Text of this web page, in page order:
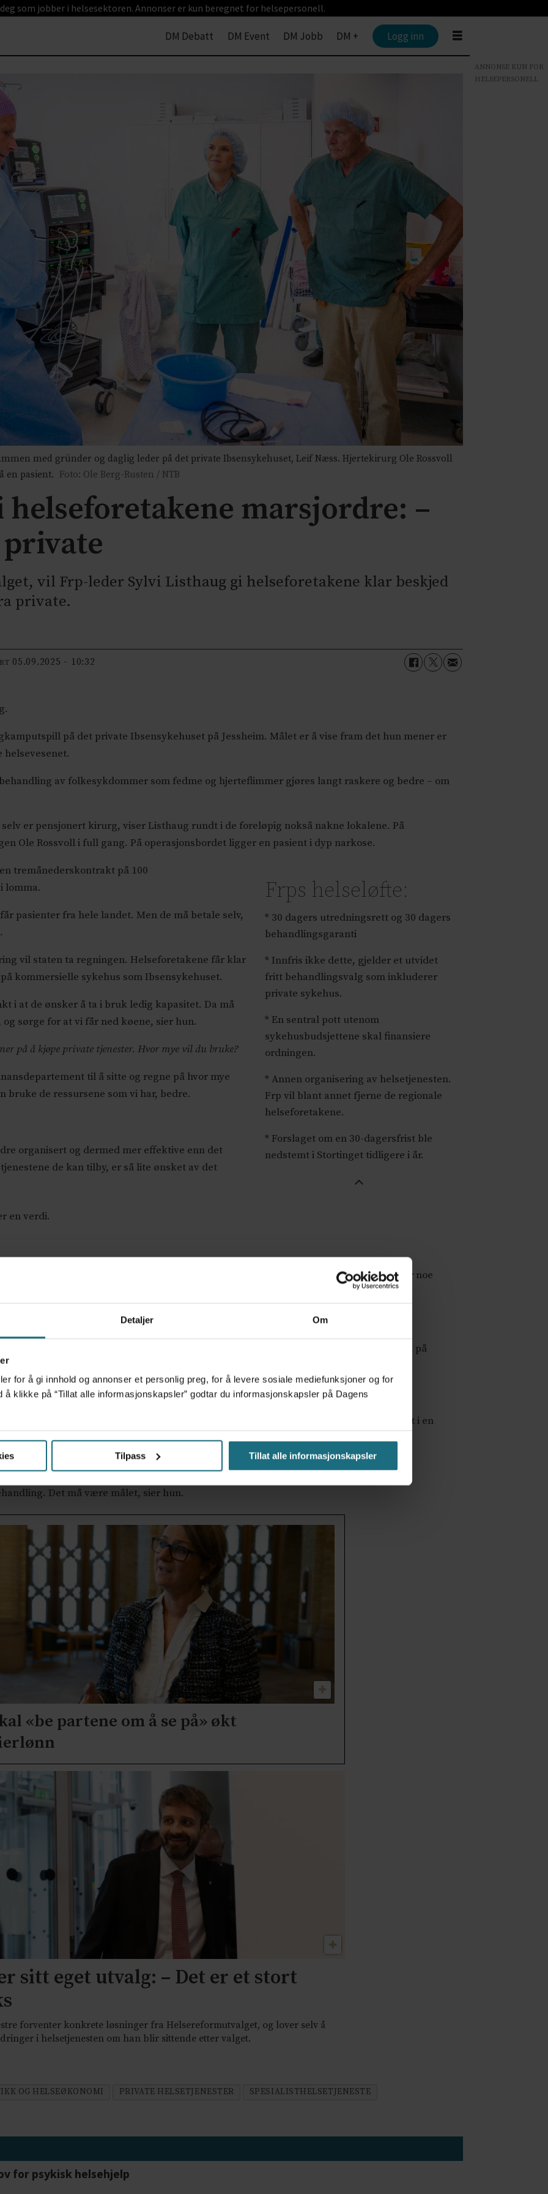
Detaljer Om
for å gi innhold og annonser et personlig preg, for å levere sosiale mediefunksjoner og for
å klikke på “Tillat alle informasjonskapsler” godtar du informasjonskapsler på Dagens
Tilpass Tillat alle informasjonskapsler
som jobber i helsesektoren. Annonser er kun beregnet for helsepersonell.
DM Debatt DM Event DM Jobb DM + Logg inn
med gründer og daglig leder på det private Ibsensykehuset, Leif Næss. Hjertekirurg Ole Rossvoll
en pasient. Foto: Ole Berg-Rusten / NTB
marsjordre: –
vil Frp-leder Sylvi Listhaug gi helseforetakene klar beskjed
private.
05.09.2025 - 10:32
på det private Ibsensykehuset på Jessheim. Målet er å vise fram det hun mener er
av folkesykdommer som fedme og hjerteflimmer gjøres langt raskere og bedre – om
er pensjonert kirurg, viser Listhaug rundt i de foreløpig nokså nakne lokalene. På
Ole Rossvoll i full gang. På operasjonsbordet ligger en pasient i dyp narkose.
Frps helseløfte:
* 30 dagers utredningsrett og 30 dagers
behandlingsgaranti
* Innfris ikke dette, gjelder et utvidet
fritt behandlingsvalg som inkluderer
private sykehus.
* En sentral pott utenom
sykehusbudsjettene skal finansiere
ordningen.
* Annen organisering av helsetjenesten.
Frp vil blant annet fjerne de regionale
helseforetakene.
* Forslaget om en 30-dagersfrist ble
nedstemt i Stortinget tidligere i år.
tremånederskontrakt på 100
lomma.
pasienter fra hele landet. Men de må betale selv,
vil staten ta regningen. Helseforetakene får klar
kommersielle sykehus som Ibsensykehuset.
i at de ønsker å ta i bruk ledig kapasitet. Da må
sørge for at vi får ned køene, sier hun.
på å kjøpe private tjenester. Hvor mye vil du bruke?
til å sitte og regne på hvor mye
bruke de ressursene som vi har, bedre.
organisert og dermed mer effektive enn det
de kan tilby, er så lite ønsket av det
en verdi.
fordi folk ikke får behandling. Så totalt sett så tror ikke jeg at kostnadene blir noe
forslag om en 30-dagers pasientgaranti etter modell fra Danmark, som et stort flertall på
og ned, blant annet fordi det blir umulig å prioritere mellom ulike tilstander.
løse de store utfordringene den offentlige spesialisthelsetjenesten nå står i», heter det i en
Det må være målet, sier hun.
«be partene om å se på» økt
sitt eget utvalg: – Det er et stort
forventer konkrete løsninger fra Helsereformutvalget, og lover selv å
i helsetjenesten om han blir sittende etter valget.
OG HELSEØKONOMI PRIVATE HELSETJENESTER SPESIALISTHELSETJENESTE
for psykisk helsehjelp
ANNONSE KUN FOR
HELSEPERSONELL